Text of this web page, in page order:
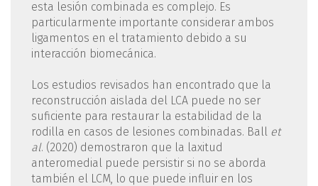
esta lesión combinada es complejo. Es
particularmente importante considerar ambos
ligamentos en el tratamiento debido a su
interacción biomecánica.
Los estudios revisados han encontrado que la
reconstrucción aislada del LCA puede no ser
suficiente para restaurar la estabilidad de la
rodilla en casos de lesiones combinadas. Ball et
al. (2020) demostraron que la laxitud
anteromedial puede persistir si no se aborda
también el LCM, lo que puede influir en los